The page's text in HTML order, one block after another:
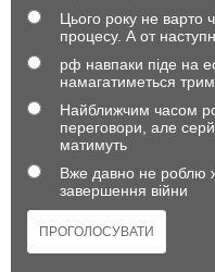
Цього року не варто
процесу. А от
рф навпаки піде на
намагатиметься
Найближчим часом
переговори, але
матимуть
Вже давно не роблю
завершення війни